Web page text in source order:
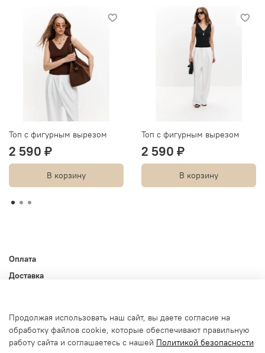
Топ с фигурным вырезом
2 590 ₽
В корзину
Топ с фигурным вырезом
2 590 ₽
В корзину
Оплата
Доставка
Пользовательское соглашение
Условия обмена и возврата
Продолжая использовать наш сайт, вы даете согласие на
обработку файлов cookie, которые обеспечивают правильную
работу сайта и соглашаетесь с нашей Политикой безопасности